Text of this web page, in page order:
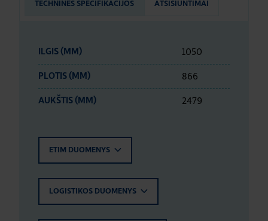
TECHNINĖS SPECIFIKACIJOS ATSISIUNTIMAI
ILGIS (MM) 1050
PLOTIS (MM) 866
AUKŠTIS (MM) 2479
ETIM DUOMENYS
LOGISTIKOS DUOMENYS